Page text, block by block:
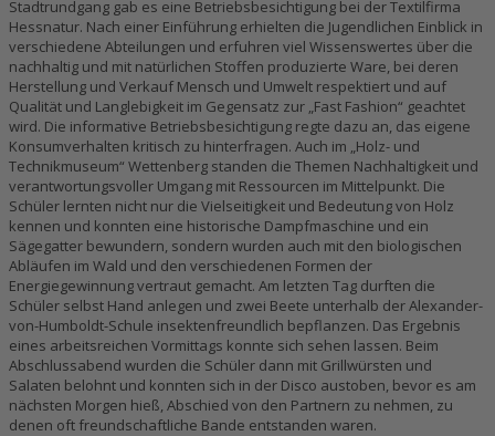
Stadtrundgang gab es eine Betriebsbesichtigung bei der Textilfirma
Hessnatur. Nach einer Einführung erhielten die Jugendlichen Einblick in
verschiedene Abteilungen und erfuhren viel Wissenswertes über die
nachhaltig und mit natürlichen Stoffen produzierte Ware, bei deren
Herstellung und Verkauf Mensch und Umwelt respektiert und auf
Qualität und Langlebigkeit im Gegensatz zur „Fast Fashion“ geachtet
wird. Die informative Betriebsbesichtigung regte dazu an, das eigene
Konsumverhalten kritisch zu hinterfragen. Auch im „Holz- und
Technikmuseum“ Wettenberg standen die Themen Nachhaltigkeit und
verantwortungsvoller Umgang mit Ressourcen im Mittelpunkt. Die
Schüler lernten nicht nur die Vielseitigkeit und Bedeutung von Holz
kennen und konnten eine historische Dampfmaschine und ein
Sägegatter bewundern, sondern wurden auch mit den biologischen
Abläufen im Wald und den verschiedenen Formen der
Energiegewinnung vertraut gemacht. Am letzten Tag durften die
Schüler selbst Hand anlegen und zwei Beete unterhalb der Alexander-
von-Humboldt-Schule insektenfreundlich bepflanzen. Das Ergebnis
eines arbeitsreichen Vormittags konnte sich sehen lassen. Beim
Abschlussabend wurden die Schüler dann mit Grillwürsten und
Salaten belohnt und konnten sich in der Disco austoben, bevor es am
nächsten Morgen hieß, Abschied von den Partnern zu nehmen, zu
denen oft freundschaftliche Bande entstanden waren.